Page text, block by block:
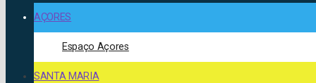
AÇORES
Espaço Açores
SANTA MARIA